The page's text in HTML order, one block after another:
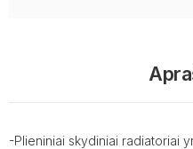
-Plieniniai skydiniai radiatoriai